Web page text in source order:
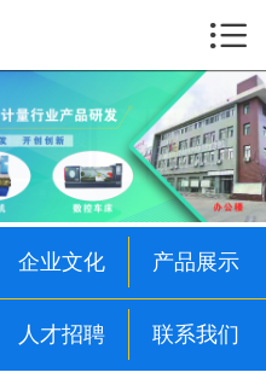
企业文化
产品展示
新闻中心
案例展示

企业文化 产品展示
人才招聘 联系我们